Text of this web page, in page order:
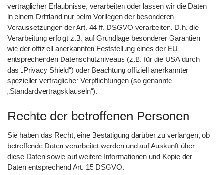
vertraglicher Erlaubnisse, verarbeiten oder lassen wir die Daten
in einem Drittland nur beim Vorliegen der besonderen
Voraussetzungen der Art. 44 ff. DSGVO verarbeiten. D.h. die
Verarbeitung erfolgt z.B. auf Grundlage besonderer Garantien,
wie der offiziell anerkannten Feststellung eines der EU
entsprechenden Datenschutzniveaus (z.B. für die USA durch
das „Privacy Shield“) oder Beachtung offiziell anerkannter
spezieller vertraglicher Verpflichtungen (so genannte
„Standardvertragsklauseln“).
Rechte der betroffenen Personen
Sie haben das Recht, eine Bestätigung darüber zu verlangen, ob
betreffende Daten verarbeitet werden und auf Auskunft über
diese Daten sowie auf weitere Informationen und Kopie der
Daten entsprechend Art. 15 DSGVO.